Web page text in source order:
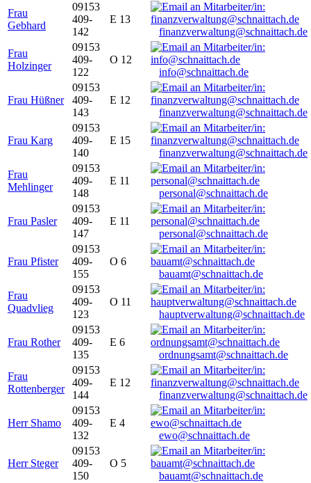
Frau
Gebhard
09153
409-
142
E 13
finanzverwaltung@schnaittach.de
Frau
Holzinger
09153
409-
122
O 12
info@schnaittach.de
Frau Hüßner
09153
409-
143
E 12
finanzverwaltung@schnaittach.de
Frau Karg
09153
409-
140
E 15
finanzverwaltung@schnaittach.de
Frau
Mehlinger
09153
409-
148
E 11
personal@schnaittach.de
Frau Pasler
09153
409-
147
E 11
personal@schnaittach.de
Frau Pfister
09153
409-
155
O 6
bauamt@schnaittach.de
Frau
Quadvlieg
09153
409-
123
O 11
hauptverwaltung@schnaittach.de
Frau Rother
09153
409-
135
E 6
ordnungsamt@schnaittach.de
Frau
Rottenberger
09153
409-
144
E 12
finanzverwaltung@schnaittach.de
Herr Shamo
09153
409-
132
E 4
ewo@schnaittach.de
Herr Steger
09153
409-
150
O 5
bauamt@schnaittach.de